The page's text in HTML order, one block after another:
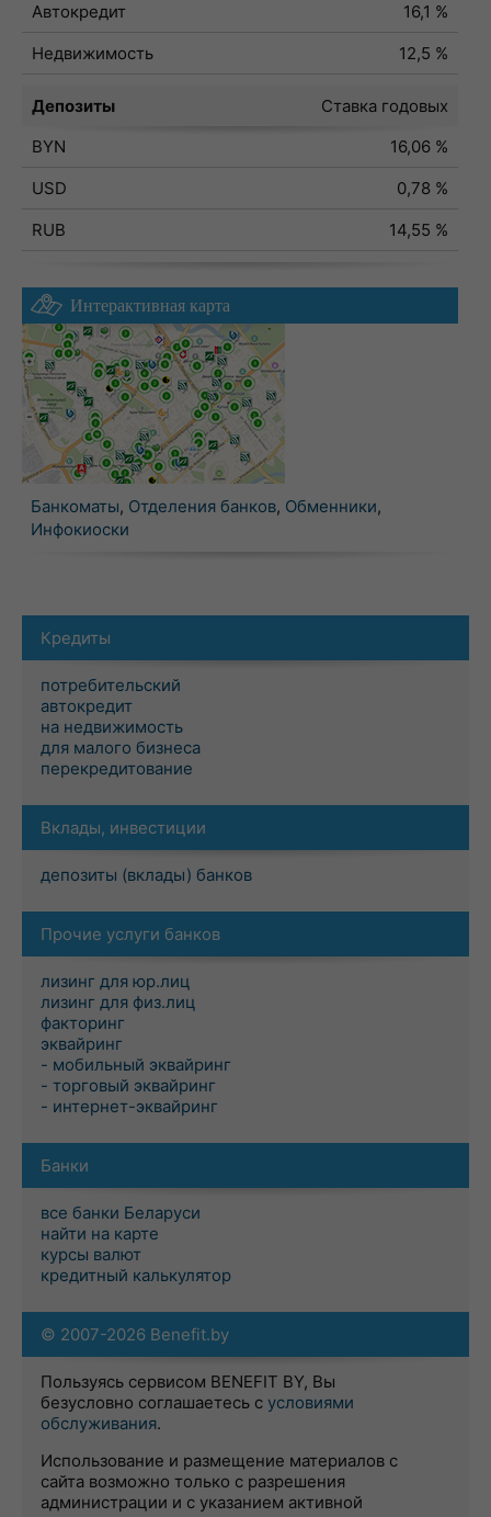
Автокредит
16,1 %
Недвижимость
12,5 %
Депозиты
Ставка годовых
BYN
16,06 %
USD
0,78 %
RUB
14,55 %
Интерактивная карта
Банкоматы, Отделения банков, Обменники,
Инфокиоски
Кредиты
потребительский
автокредит
на недвижимость
для малого бизнеса
перекредитование
Вклады, инвестиции
депозиты (вклады) банков
Прочие услуги банков
лизинг для юр.лиц
лизинг для физ.лиц
факторинг
эквайринг
- мобильный эквайринг
- торговый эквайринг
- интернет-эквайринг
Банки
все банки Беларуси
найти на карте
курсы валют
кредитный калькулятор
© 2007-2026 Benefit.by
Пользуясь сервисом BENEFIT BY, Вы
безусловно соглашаетесь с условиями
обслуживания.
Использование и размещение материалов с
сайта возможно только с разрешения
администрации и с указанием активной